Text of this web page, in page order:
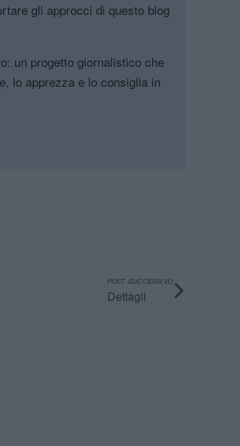
gli approcci di questo blog
un progetto giornalistico che
lo apprezza e lo consiglia in
POST SUCCESSIVO
Dettagli